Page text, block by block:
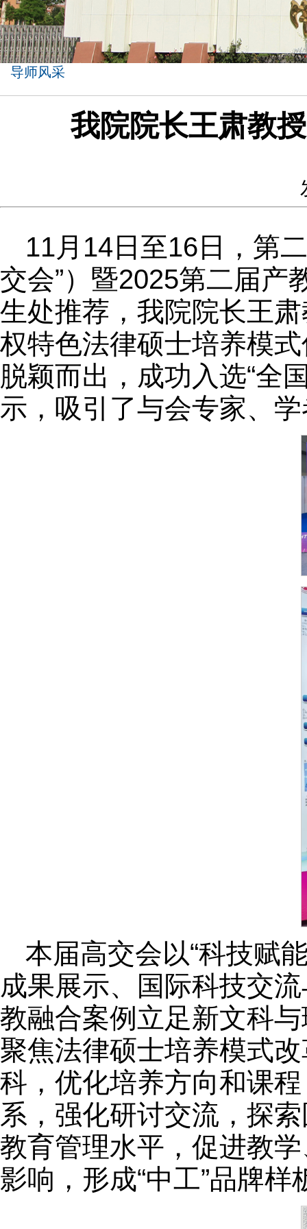
导师风采
我院院长王肃教
11月14日至16日，第
交会”）暨2025第二届产
生处推荐，我院院长王
权特色法律硕士培养模
脱颖而出，成功入选“全
示，吸引了与会专家、
本届高交会以“科技赋
成果展示、国际科技交
教融合案例立足新文科
聚焦法律硕士培养模式
科，优化培养方向和课
系，强化研讨交流，探
教育管理水平，促进教
影响，形成“中工”品牌